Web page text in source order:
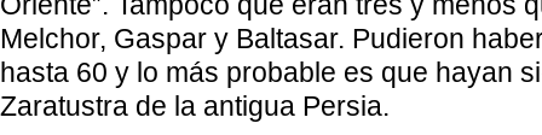
Melchor, Gaspar y Baltasar. Pudieron
hasta 60 y lo más probable es que hayan
Zaratustra de la antigua Persia.